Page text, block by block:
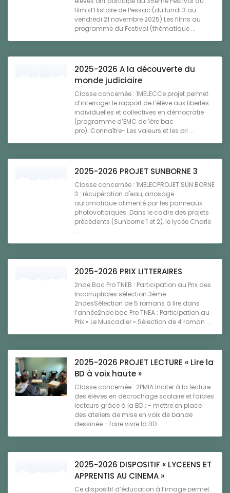
film d’Histoire de Pessac (du lundi 3 au
vendredi 21 novembre 2025).Les films au
programme du Festival (thématique ...
2025-2026 A la découverte du
monde judiciaire
Classe concernée : 1MELECCe projet permet
d’interroger le rapport de l’élève aux libertés
individuelles et collectives en démocratie
(programme d’EMC de 1ère bac
pro). Connaître- Les valeurs et les pri ...
2025-2026 PROJET SUNBORNE 3
Classe concernée : 1MELECPROJET SUN BORNE
3 : récupération d'eau, arrosage
automatique alimenté par les panneaux
photovoltaïques. Dans le cadre des projets
précédents (Sunborne 1 et 2), le lycée Charle
...
2025-2026 PRIX LITTERAIRES
2nde Bac Pro TNEB : Participation au Prix des
Incorruptibles sélection 3ème-
2ndesSélection de 5 romans à lire dans
l’année2nde bac Pro TNEA : Participation au
Prix « Le Muscadier ».Sélection de 4 roman ...
2025-2026 PROJET LECTURE « Lire la
BD à voix haute »
Classe concernée : 2PMIA Inciter à la lecture
des élèves en décrochage scolaire et faibles
lecteurs grâce à la BD : - mettre en place
des ateliers de mise en voix de bande
dessinée.- faire vivre la BD ...
2025-2026 DISPOSITIF « LYCEENS ET
APPRENTIS AU CINEMA »
Ce dispositif d’éducation à l’image permet